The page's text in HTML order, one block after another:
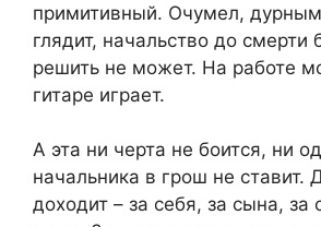
примитивный. Очумел,
глядит, начальство до смерти
решить не может. На работе
гитаре играет.
А эта ни черта не боится, ни
начальника в грош не ставит.
доходит – за себя, за сына, за